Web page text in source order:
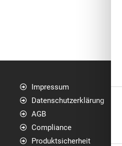
Impressum
Datenschutzerklärung
AGB
Compliance
Produktsicherheit